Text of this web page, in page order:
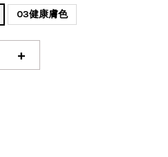
03健康膚色
+